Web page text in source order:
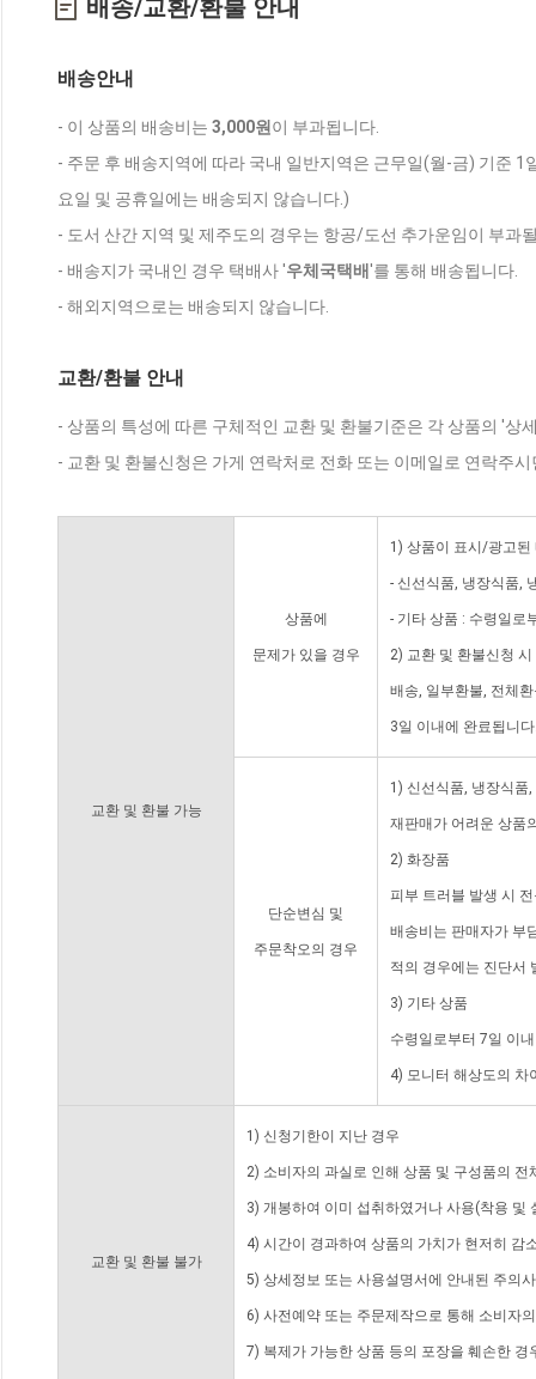
배송/교환/환불 안내
배송안내
- 이 상품의 배송비는 3,000원 이 부과됩니다.
- 주문 후 배송지역에 따라 국내 일반지역은 근무일(월-금) 기준
요일 및 공휴일에는 배송되지 않습니다.)
- 도서 산간 지역 및 제주도의 경우는 항공/도선 추가운임이 부과
- 배송지가 국내인 경우 택배사 '우체국택배'를 통해 배송됩니다.
- 해외지역으로는 배송되지 않습니다.
교환/환불 안내
- 상품의 특성에 따른 구체적인 교환 및 환불기준은 각 상품의 '상
- 교환 및 환불신청은 가게 연락처로 전화 또는 이메일로 연락주
교환 및 환불 가능
상품에
문제가 있을 경우
1) 상품이 표시/광고된
- 신선식품, 냉장식품,
- 기타 상품 : 수령일로
2) 교환 및 환불신청
배송, 일부환불, 전체
3일 이내에 완료됩니
단순변심 및
주문착오의 경우
1) 신선식품, 냉장식품
재판매가 어려운 상품
2) 화장품
피부 트러블 발생 시
배송비는 판매자가 부
적의 경우에는 진단서
3) 기타 상품
수령일로부터 7일 이
4) 모니터 해상도의 차
교환 및 환불 불가
1) 신청기한이 지난 경우
2) 소비자의 과실로 인해 상품 및 구성품의
3) 개봉하여 이미 섭취하였거나 사용(착용 및
4) 시간이 경과하여 상품의 가치가 현저히 감
5) 상세정보 또는 사용설명서에 안내된 주의
6) 사전예약 또는 주문제작으로 통해 소비자
7) 복제가 가능한 상품 등의 포장을 훼손한 경